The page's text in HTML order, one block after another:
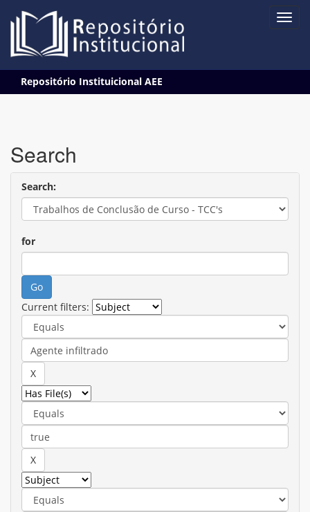
navigation
Repositório Instituicional AEE
Search
Search:
for
Current filters: